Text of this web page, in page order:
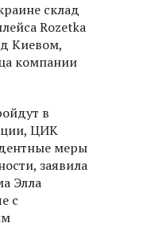
склад
Rozetka
Киевом,
компании
в
ЦИК
меры
заявила
Элла
с